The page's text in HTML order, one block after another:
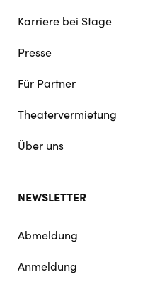
Karriere bei Stage
Presse
Für Partner
Theatervermietung
Über uns
NEWSLETTER
Abmeldung
Anmeldung